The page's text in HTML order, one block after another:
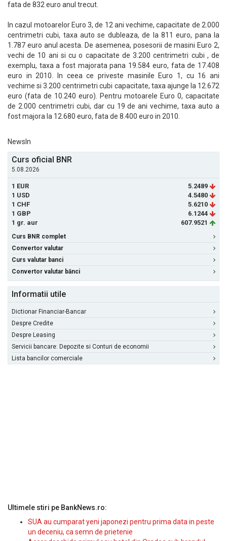
fata de 832 euro anul trecut.
In cazul motoarelor Euro 3, de 12 ani vechime, capacitate de 2.000
centrimetri cubi, taxa auto se dubleaza, de la 811 euro, pana la
1.787 euro anul acesta. De asemenea, posesorii de masini Euro 2,
vechi de 10 ani si cu o capacitate de 3.200 centrimetri cubi , de
exemplu, taxa a fost majorata pana 19.584 euro, fata de 17.408
euro in 2010. In ceea ce priveste masinile Euro 1, cu 16 ani
vechime si 3.200 centrimetri cubi capacitate, taxa ajunge la 12.672
euro (fata de 10.240 euro). Pentru motoarele Euro 0, capacitate
de 2.000 centrimetri cubi, dar cu 19 de ani vechime, taxa auto a
fost majora la 12.680 euro, fata de 8.400 euro in 2010.
NewsIn
Curs oficial BNR
5.08.2026
1 EUR
5.2489
1 USD
4.5480
1 CHF
5.6210
1 GBP
6.1244
1 gr. aur
607.9521
Curs BNR complet
Convertor valutar
Curs valutar banci
Convertor valutar bănci
Informatii utile
Dictionar Financiar-Bancar
Despre Credite
Despre Leasing
Servicii bancare: Depozite si Conturi de economii
Lista bancilor comerciale
Ultimele stiri pe BankNews.ro:
SUA au cumparat yeni japonezi pentru prima data in peste
un deceniu, ca semn de prietenie